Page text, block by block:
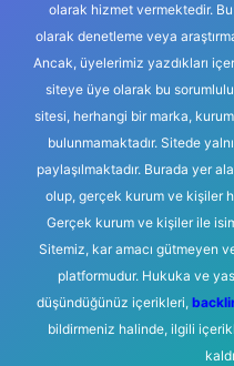
olarak hizmet vermektedir.
olarak denetleme veya
Ancak, üyelerimiz yazdıkları
siteye üye olarak bu
sitesi, herhangi bir marka,
bulunmamaktadır. Sitede
paylaşılmaktadır. Burada yer
olup, gerçek kurum ve kişiler
Gerçek kurum ve kişiler ile
Sitemiz, kar amacı gütmeyen
platformudur. Hukuka ve
düşündüğünüz içerikleri,
bildirmeniz halinde, ilgili